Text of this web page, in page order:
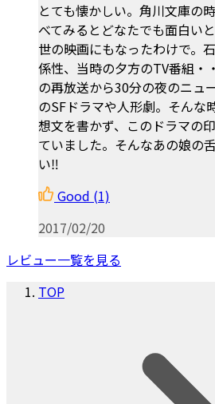
とても懐かしい。角川文庫の
べてみるとどなたでも面白い
世の映画にもなったわけで。
係性、当時の夕方のTV番組・
の再放送から30分の夜のニュ
のSFドラマや人形劇。そんな
想文を書かず、このドラマの
ていました。そんなあの娘の
い‼️
Good (1)
2017/02/20
レビュー一覧を見る
TOP